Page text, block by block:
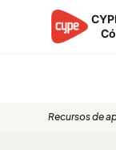
Recursos de